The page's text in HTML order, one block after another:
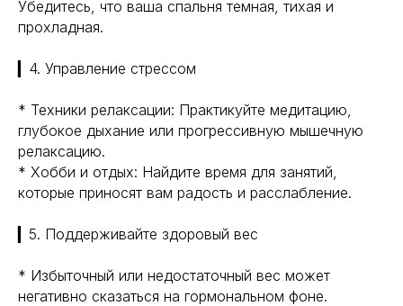
Убедитесь, что ваша спальня темная, тихая и
прохладная.
▎4. Управление стрессом
* Техники релаксации: Практикуйте медитацию,
глубокое дыхание или прогрессивную мышечную
релаксацию.
* Хобби и отдых: Найдите время для занятий,
которые приносят вам радость и расслабление.
▎5. Поддерживайте здоровый вес
* Избыточный или недостаточный вес может
негативно сказаться на гормональном фоне.
Биохакинг
Восприятие
Ментальное здоровье
Экологичность
Управление сном
Ноотропы
*Meta (деятельность организации
запрещена на территории РФ)
О компании
Исследования
9772524455@mail.ru
+7(977)252-44-55
109012, Россия, Москва
ул. Охотный ряд, д. 2